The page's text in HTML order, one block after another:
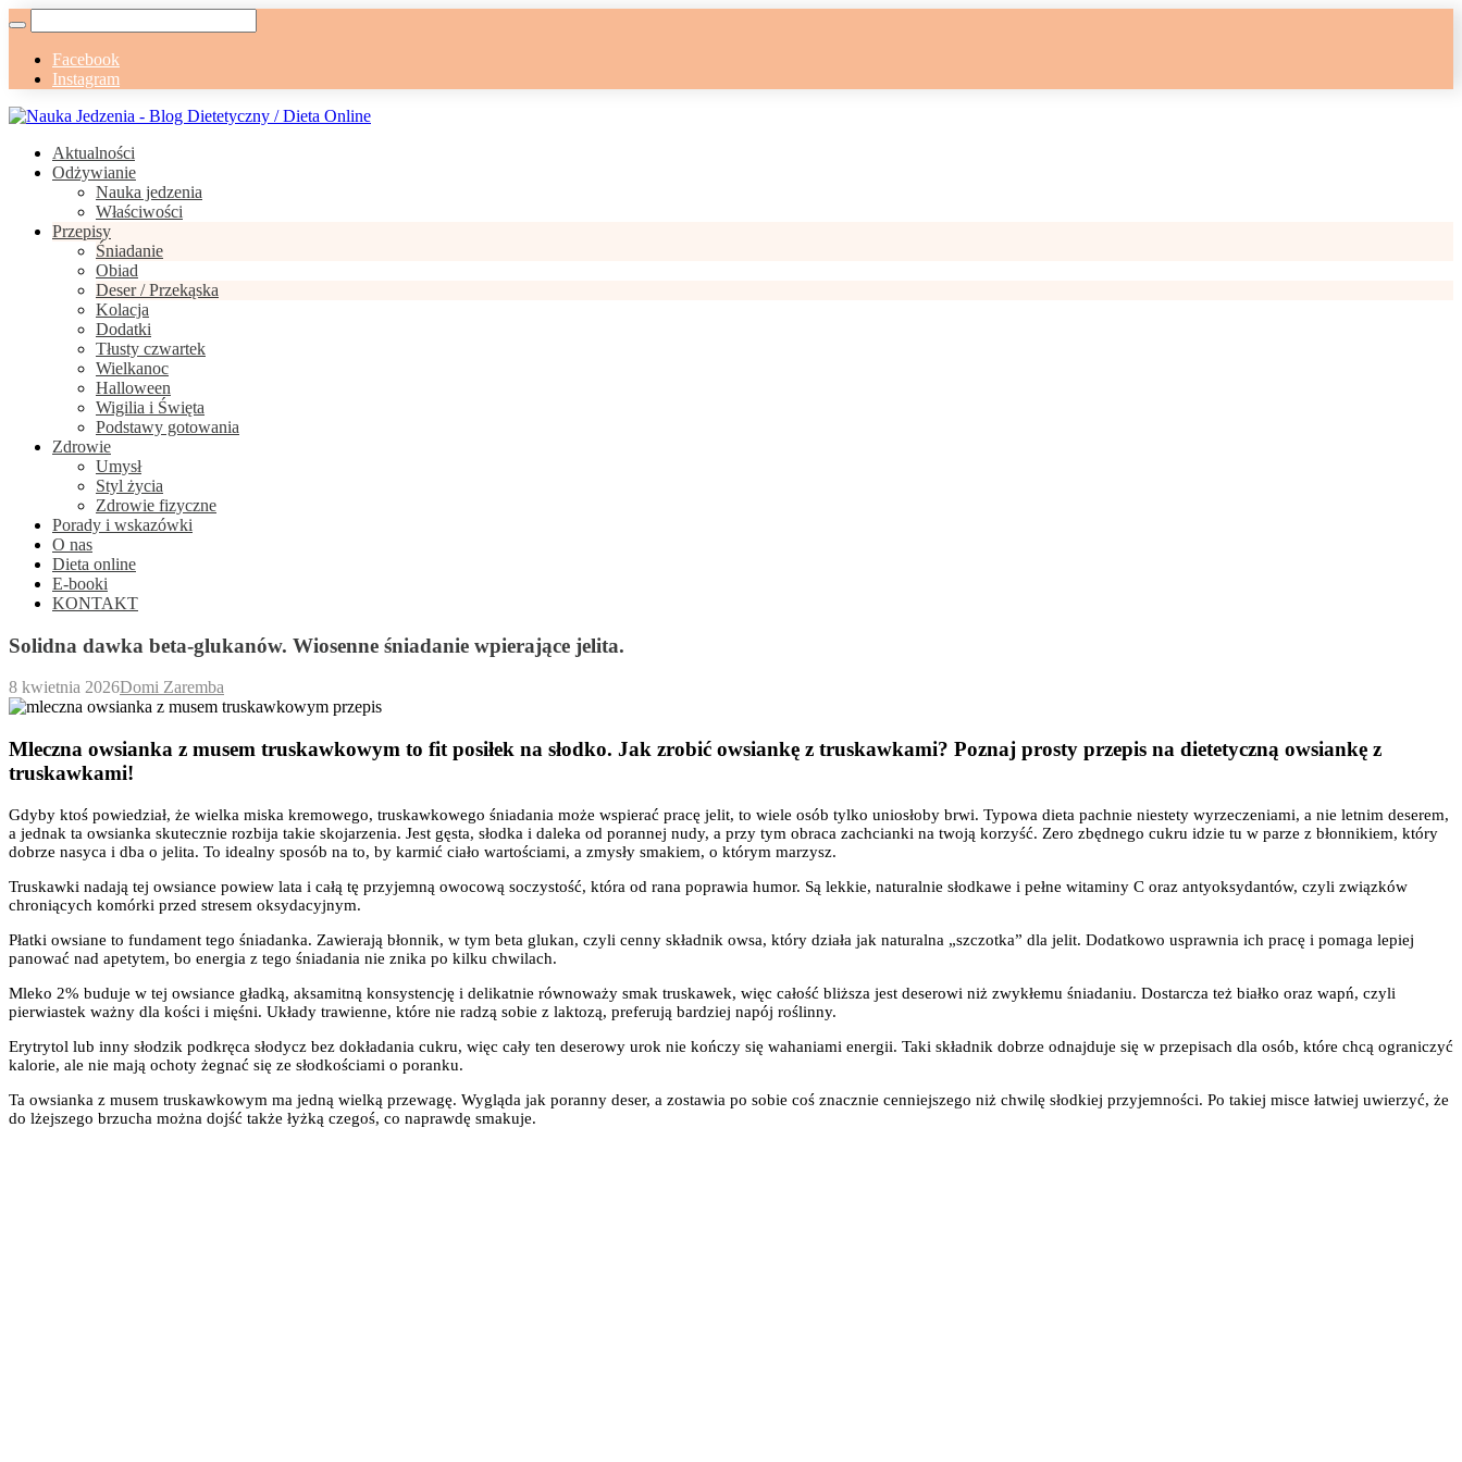
Facebook
Instagram
Aktualności
Odżywianie
Nauka jedzenia
Właściwości
Przepisy
Śniadanie
Obiad
Deser / Przekąska
Kolacja
Dodatki
Tłusty czwartek
Wielkanoc
Halloween
Wigilia i Święta
Podstawy gotowania
Zdrowie
Umysł
Styl życia
Zdrowie fizyczne
Porady i wskazówki
O nas
Dieta online
E-booki
KONTAKT
Solidna dawka beta-glukanów. Wiosenne śniadanie wpierające jelita.
8 kwietnia 2026Domi Zaremba
Mleczna owsianka z musem truskawkowym to fit posiłek na słodko. Jak zrobić owsiankę z truskawkami? Poznaj prosty przepis na dietetyczną owsiankę z
truskawkami!
Gdyby ktoś powiedział, że wielka miska kremowego, truskawkowego śniadania może wspierać pracę jelit, to wiele osób tylko uniosłoby brwi. Typowa dieta pachnie niestety wyrzeczeniami, a nie letnim deserem,
a jednak ta owsianka skutecznie rozbija takie skojarzenia. Jest gęsta, słodka i daleka od porannej nudy, a przy tym obraca zachcianki na twoją korzyść. Zero zbędnego cukru idzie tu w parze z błonnikiem, który
dobrze nasyca i dba o jelita. To idealny sposób na to, by karmić ciało wartościami, a zmysły smakiem, o którym marzysz.
Truskawki nadają tej owsiance powiew lata i całą tę przyjemną owocową soczystość, która od rana poprawia humor. Są lekkie, naturalnie słodkawe i pełne witaminy C oraz antyoksydantów, czyli związków
chroniących komórki przed stresem oksydacyjnym.
Płatki owsiane to fundament tego śniadanka. Zawierają błonnik, w tym beta glukan, czyli cenny składnik owsa, który działa jak naturalna „szczotka” dla jelit. Dodatkowo usprawnia ich pracę i pomaga lepiej
panować nad apetytem, bo energia z tego śniadania nie znika po kilku chwilach.
Mleko 2% buduje w tej owsiance gładką, aksamitną konsystencję i delikatnie równoważy smak truskawek, więc całość bliższa jest deserowi niż zwykłemu śniadaniu. Dostarcza też białko oraz wapń, czyli
pierwiastek ważny dla kości i mięśni. Układy trawienne, które nie radzą sobie z laktozą, preferują bardziej napój roślinny.
Erytrytol lub inny słodzik podkręca słodycz bez dokładania cukru, więc cały ten deserowy urok nie kończy się wahaniami energii. Taki składnik dobrze odnajduje się w przepisach dla osób, które chcą ograniczyć
kalorie, ale nie mają ochoty żegnać się ze słodkościami o poranku.
Ta owsianka z musem truskawkowym ma jedną wielką przewagę. Wygląda jak poranny deser, a zostawia po sobie coś znacznie cenniejszego niż chwilę słodkiej przyjemności. Po takiej misce łatwiej uwierzyć, że
do lżejszego brzucha można dojść także łyżką czegoś, co naprawdę smakuje.